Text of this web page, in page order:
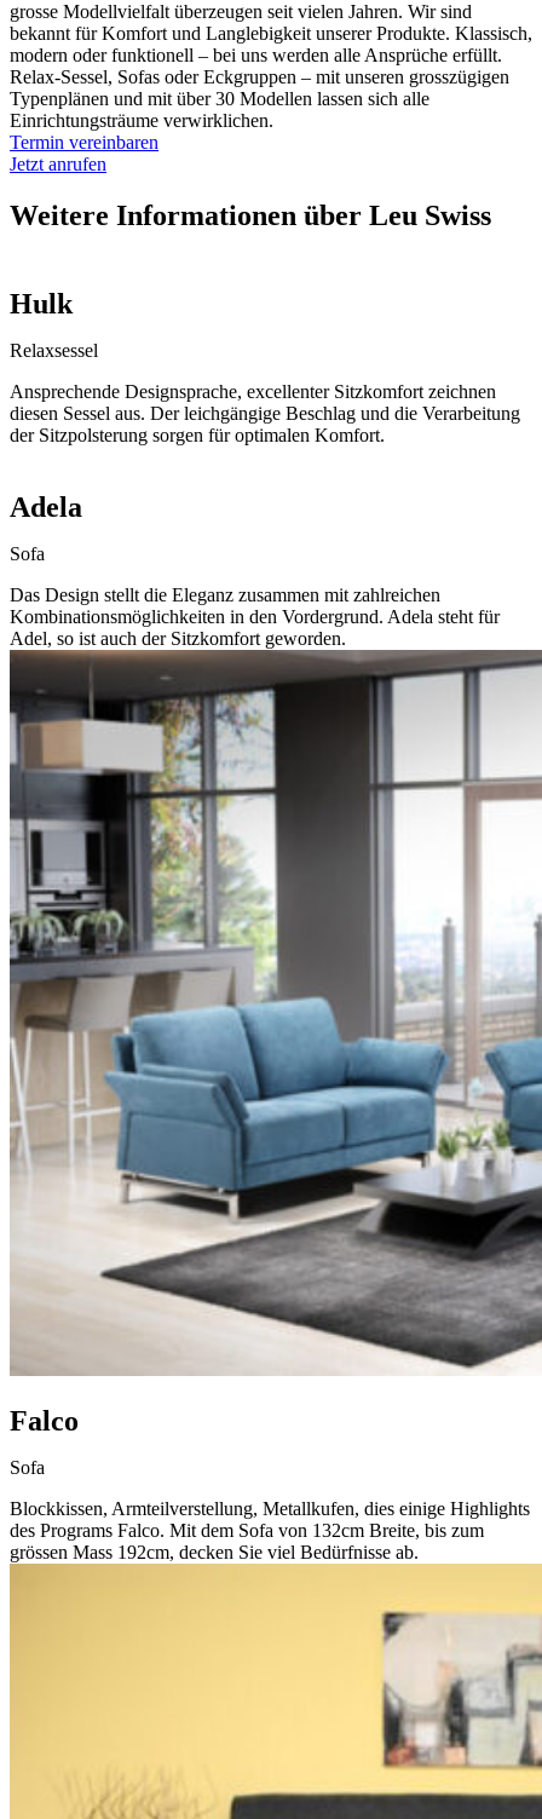
grosse Modellvielfalt überzeugen seit vielen Jahren. Wir sind
bekannt für Komfort und Langlebigkeit unserer Produkte. Klassisch,
modern oder funktionell – bei uns werden alle Ansprüche erfüllt.
Relax-Sessel, Sofas oder Eckgruppen – mit unseren grosszügigen
Typenplänen und mit über 30 Modellen lassen sich alle
Einrichtungsträume verwirklichen.
Termin vereinbaren
Jetzt anrufen
Weitere Informationen über Leu Swiss
Hulk
Relaxsessel
Ansprechende Designsprache, excellenter Sitzkomfort zeichnen
diesen Sessel aus. Der leichgängige Beschlag und die Verarbeitung
der Sitzpolsterung sorgen für optimalen Komfort.
Adela
Sofa
Das Design stellt die Eleganz zusammen mit zahlreichen
Kombinationsmöglichkeiten in den Vordergrund. Adela steht für
Adel, so ist auch der Sitzkomfort geworden.
Falco
Sofa
Blockkissen, Armteilverstellung, Metallkufen, dies einige Highlights
des Programs Falco. Mit dem Sofa von 132cm Breite, bis zum
grössen Mass 192cm, decken Sie viel Bedürfnisse ab.